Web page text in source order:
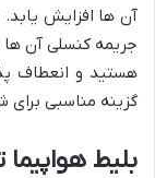
آن ها افزایش یابد.
جریمه کنسلی آن ها
هستید و انعطاف
گزینه مناسبی برای
بلیط